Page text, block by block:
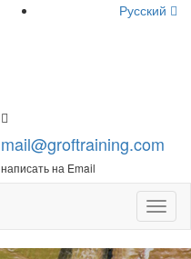
Русский
mail@groftraining.com
написать на Email
меню